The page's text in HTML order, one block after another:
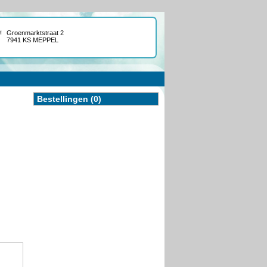
Groenmarktstraat 2
7941 KS MEPPEL
Bestellingen (0)